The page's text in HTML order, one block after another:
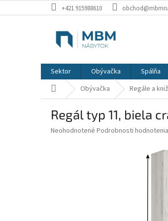
na
+421 915988610
Sektor Obývačka Spálňa
Domov Obývačka Regále a
Regál typ 11, biela
Priemerné
Neohodnotené Podrobnosti hodnotenia